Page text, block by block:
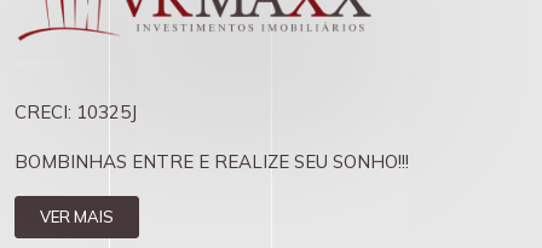
CRECI: 10325J
BOMBINHAS ENTRE E REALIZE SEU SONHO!!!
VER MAIS